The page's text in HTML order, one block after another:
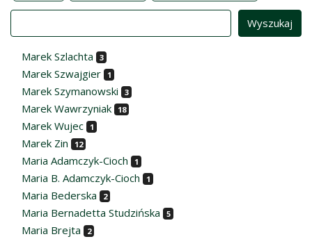
Marek Szlachta 3
Marek Szwajgier 1
Marek Szymanowski 3
Marek Wawrzyniak 18
Marek Wujec 1
Marek Zin 12
Maria Adamczyk-Cioch 1
Maria B. Adamczyk-Cioch 1
Maria Bederska 2
Maria Bernadetta Studzińska 5
Maria Brejta 2